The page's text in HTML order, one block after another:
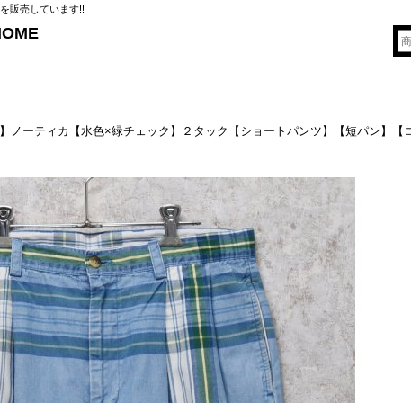
販売しています!!
ノーティカ【水色×緑チェック】２タック【ショートパンツ】【短パン】【